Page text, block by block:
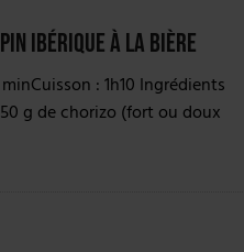
ibérique à la bière
: 1h10 Ingrédients
g de chorizo (fort ou doux